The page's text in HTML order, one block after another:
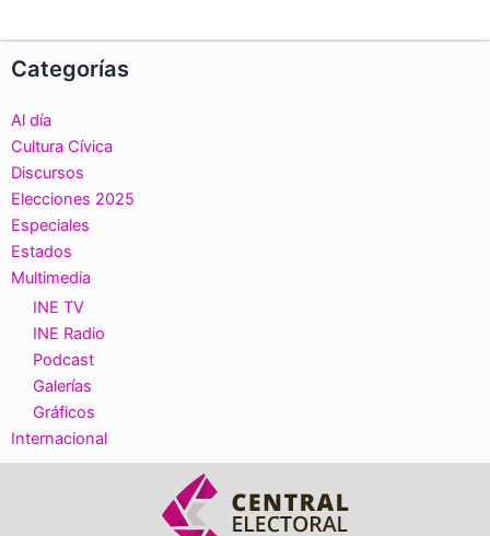
Categorías
Al día
Cultura Cívica
Discursos
Elecciones 2025
Especiales
Estados
Multimedia
INE TV
INE Radio
Podcast
Galerías
Gráficos
Internacional